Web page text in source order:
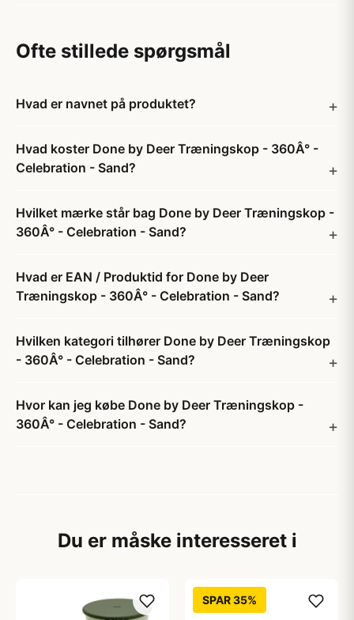
Ofte stillede spørgsmål
Hvad er navnet på produktet?
Hvad koster Done by Deer Træningskop - 360Â° -
Celebration - Sand?
Hvilket mærke står bag Done by Deer Træningskop -
360Â° - Celebration - Sand?
Hvad er EAN / Produktid for Done by Deer
Træningskop - 360Â° - Celebration - Sand?
Hvilken kategori tilhører Done by Deer Træningskop
- 360Â° - Celebration - Sand?
Hvor kan jeg købe Done by Deer Træningskop -
360Â° - Celebration - Sand?
Du er måske interesseret i
SPAR 35%